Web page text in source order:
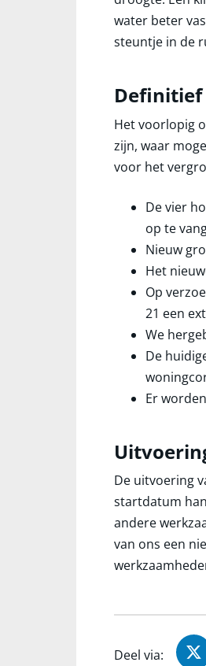
water beter
steuntje in de
Het voorlopig
zijn, waar
voor het
De vier
op te
Nieuw
Het
Op
21 een
We
De
Er
De uitvoering
startdatum
andere
van ons een
Deel via: